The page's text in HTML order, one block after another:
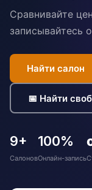
Сравнивайте
записывайтесь
Найти салон
📅 Найти
9+
Салонов
100%
Онлайн-запись